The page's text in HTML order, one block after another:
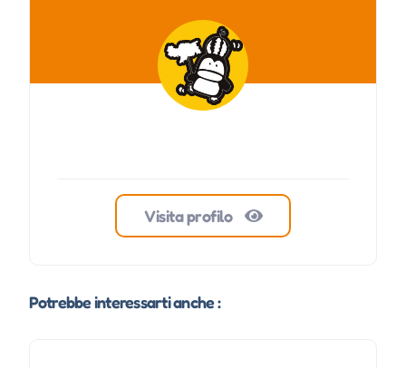
Visita profilo
Potrebbe interessarti anche :